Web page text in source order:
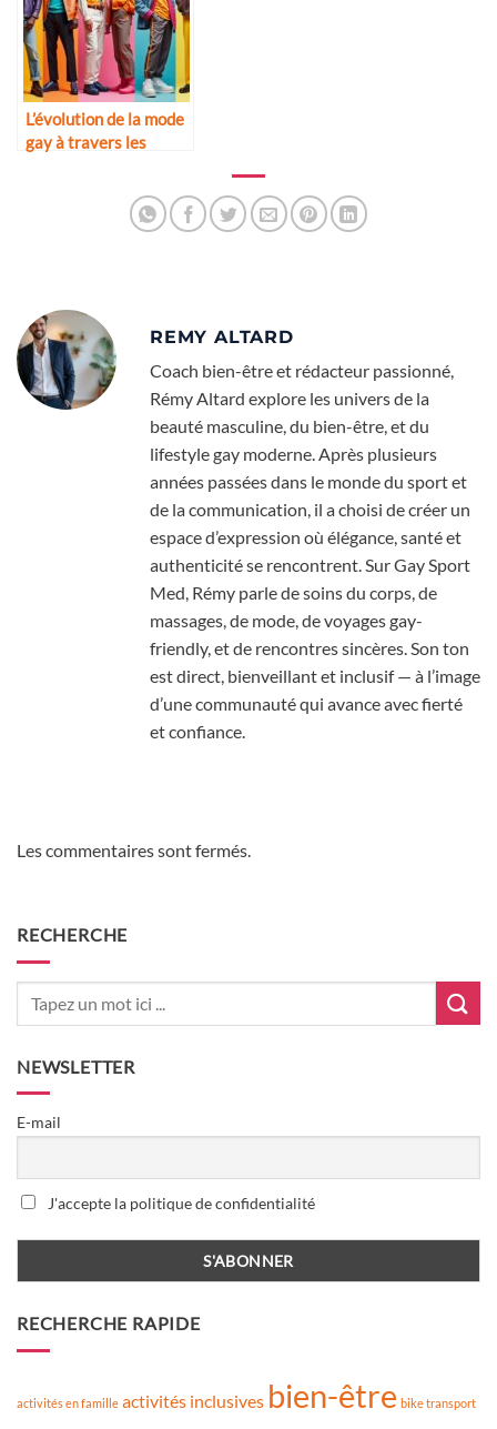
L’évolution de la mode
gay à travers les
REMY ALTARD
Coach bien-être et rédacteur passionné,
Rémy Altard explore les univers de la
beauté masculine, du bien-être, et du
lifestyle gay moderne. Après plusieurs
années passées dans le monde du sport et
de la communication, il a choisi de créer un
espace d’expression où élégance, santé et
authenticité se rencontrent. Sur Gay Sport
Med, Rémy parle de soins du corps, de
massages, de mode, de voyages gay-
friendly, et de rencontres sincères. Son ton
est direct, bienveillant et inclusif — à l’image
d’une communauté qui avance avec fierté
et confiance.
Les commentaires sont fermés.
RECHERCHE
NEWSLETTER
E-mail
J'accepte la politique de confidentialité
RECHERCHE RAPIDE
activités en famille activités inclusives bien-être bike transport